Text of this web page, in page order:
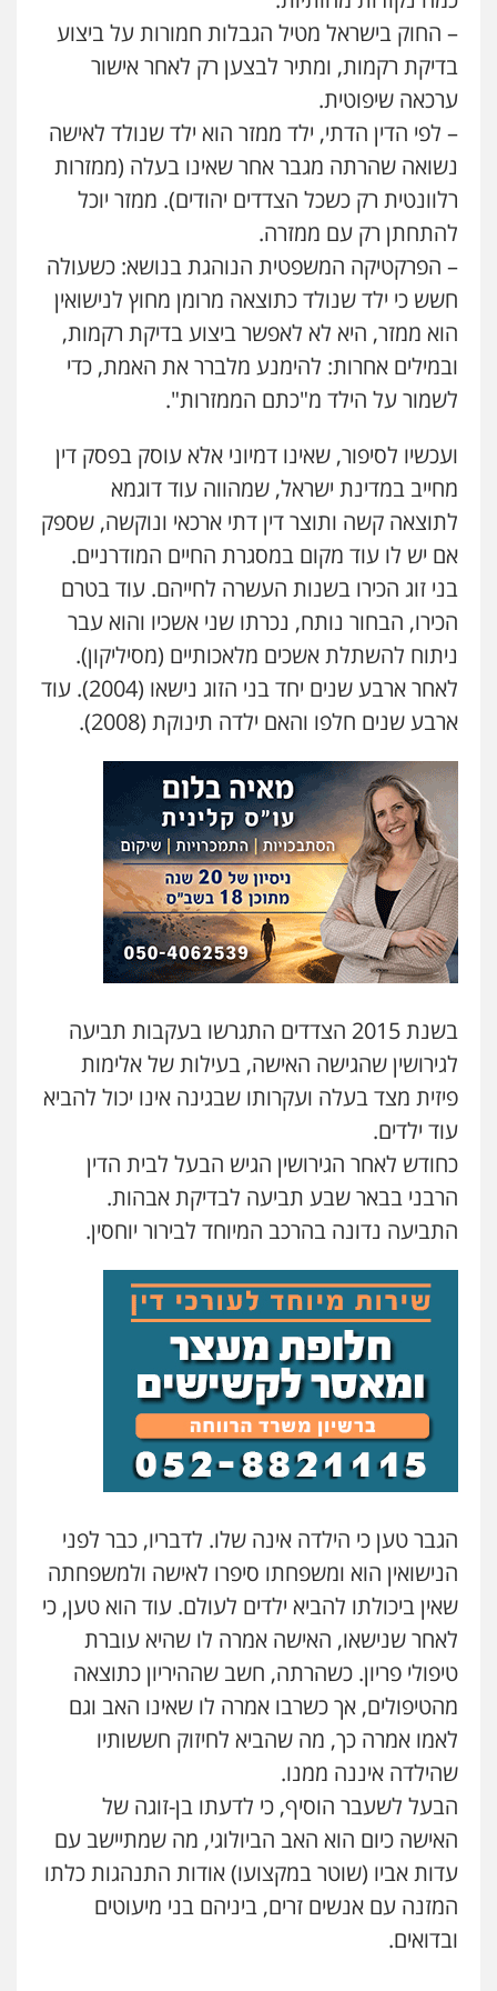
עו"ד אמיר נאטור
פלילי פשיעה חמורה צווארון לבן מעצרים
0543326767
עו"ד גיורא זילברשטיין
פלילי פשיעה חמורה מעצרים וחקירות
0505212444
עו"ד קובי בן שעיה
פלילי צווארון לבן צבאי
0524040052
עו"ד אלון ארז
0507368203
עו"ד לימור רוט חזן
פלילי מעצרים צווארון לבן פשיעה חמורה
0523407232
עו"ד עינב יתח
פשיעה חמורה עורכי דין לענייני
אסירים צבאי
0546364651
אייל בן שושן, עורך דין פלילי
פלילי מעצרים וחקירות פשיעה חמורה
נוער רישום פלילי
0522763105
עו"ד שאדי דבאח
פלילי פשיעה כלכלית תעבורה
0505643689
עו"ד יצחק איצקוביץ'
פלילי פשיעה חמורה צווארון לבן
0526655833
עו"ד אורנת קמרון
פלילי תעבורה עורכי דין לענייני אסירים
משפחה נוער
0505417090
שני אלגרבלי – משרד עורכי דין
פלילי עורכי דין לענייני אסירים תעבורה
0507120031
עו"ד אייל אביטל
פלילי פשיעה חמורה מעצרים וחקירות
0544712201
עו"ד בועז קניג
פלילי משפחה כלכלי צבאי
0507003001
עו"ד אייל בסרגליק
פלילי כלכלי צווארון לבן עורכי דין לענייני
אסירים אזרחי נדל"ן / עסקים
0528488515
מנשה, אלמוג – עורכי דין
פלילי עבירות תנועה צווארון לבן תעבורה
עורכי דין לענייני אסירים מעצרים וחקירות
0546470989
עו"ד אסף דוק
– החוק בישראל מטיל הגבלות חמורות על ביצוע
בדיקת רקמות, ומתיר לבצען רק לאחר אישור
ערכאה שיפוטית.
– לפי הדין הדתי, ילד ממזר הוא ילד שנולד לאישה
נשואה שהרתה מגבר אחר שאינו בעלה (ממזרות
רלוונטית רק כשכל הצדדים יהודים). ממזר יוכל
להתחתן רק עם ממזרה.
– הפרקטיקה המשפטית הנוהגת בנושא: כשעולה
חשש כי ילד שנולד כתוצאה מרומן מחוץ לנישואין
הוא ממזר, היא לא לאפשר ביצוע בדיקת רקמות,
ובמילים אחרות: להימנע מלברר את האמת, כדי
לשמור על הילד מ"כתם הממזרות".
ועכשיו לסיפור, שאינו דמיוני אלא עוסק בפסק דין
מחייב במדינת ישראל, שמהווה עוד דוגמא
לתוצאה קשה ותוצר דין דתי ארכאי ונוקשה, שספק
אם יש לו עוד מקום במסגרת החיים המודרניים.
בני זוג הכירו בשנות העשרה לחייהם. עוד בטרם
הכירו, הבחור נותח, נכרתו שני אשכיו והוא עבר
ניתוח להשתלת אשכים מלאכותיים (מסיליקון).
לאחר ארבע שנים יחד בני הזוג נישאו (2004). עוד
ארבע שנים חלפו והאם ילדה תינוקת (2008).
בשנת 2015 הצדדים התגרשו בעקבות תביעה
לגירושין שהגישה האישה, בעילות של אלימות
פיזית מצד בעלה ועקרותו שבגינה אינו יכול להביא
עוד ילדים.
כחודש לאחר הגירושין הגיש הבעל לבית הדין
הרבני בבאר שבע תביעה לבדיקת אבהות.
התביעה נדונה בהרכב המיוחד לבירור יוחסין.
הגבר טען כי הילדה אינה שלו. לדבריו, כבר לפני
הנישואין הוא ומשפחתו סיפרו לאישה ולמשפחתה
שאין ביכולתו להביא ילדים לעולם. עוד הוא טען, כי
לאחר שנישאו, האישה אמרה לו שהיא עוברת
טיפולי פריון. כשהרתה, חשב שההיריון כתוצאה
מהטיפולים, אך כשרבו אמרה לו שאינו האב וגם
לאמו אמרה כך, מה שהביא לחיזוק חששותיו
שהילדה איננה ממנו.
הבעל לשעבר הוסיף, כי לדעתו בן-זוגה של
האישה כיום הוא האב הביולוגי, מה שמתיישב עם
עדות אביו (שוטר במקצועו) אודות התנהגות כלתו
המזנה עם אנשים זרים, ביניהם בני מיעוטים
ובדואים.